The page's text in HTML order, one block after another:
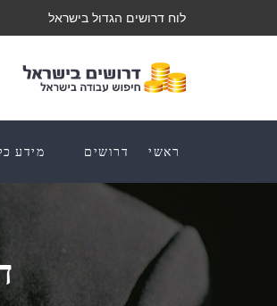
לוח דרושים הגדול בישראל
ראשי דרושים מידע